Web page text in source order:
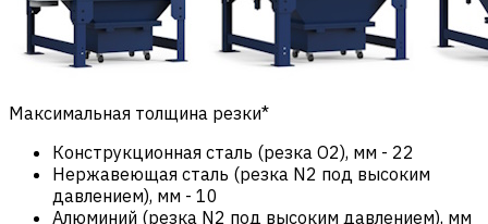
Максимальная толщина резки*
Конструкционная сталь (резка О2), мм - 22
Нержавеющая сталь (резка N2 под высоким
давлением), мм - 10
Алюминий (резка N2 под высоким давлением), мм